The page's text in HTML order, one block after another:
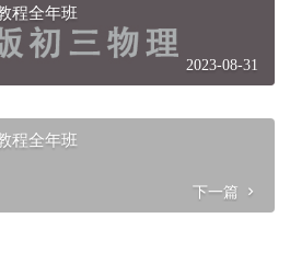
程全年班
2023-08-31
程全年班
下一篇